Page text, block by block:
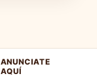
ANUNCIATE
AQUÍ